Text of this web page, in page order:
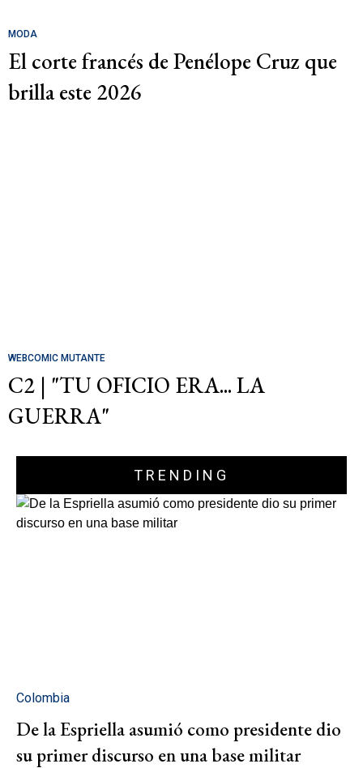
MODA
El corte francés de Penélope Cruz que
brilla este 2026
WEBCOMIC MUTANTE
C2 | "TU OFICIO ERA... LA
GUERRA"
TRENDING
Colombia
De la Espriella asumió como presidente dio
su primer discurso en una base militar